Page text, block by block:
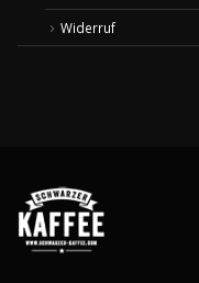
Widerruf